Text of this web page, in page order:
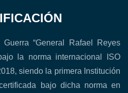
“General Rafael Reyes
la norma internacional ISO
siendo la primera Institución
bajo dicha norma en